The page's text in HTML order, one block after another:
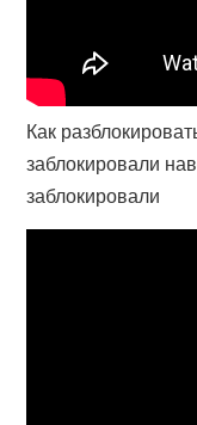
Как
заблокировали
заблокировали